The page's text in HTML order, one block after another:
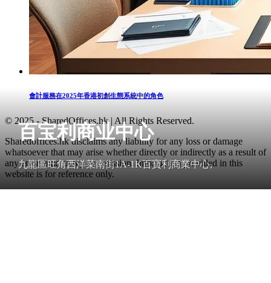
百宝利商业中心
九龍區旺角西洋菜南街1A-1K百寶利商業中心,
會計服務在2025年香港初創生態系統中的角色
© 2025 - SharedOffices.hk | All Rights Reserved.
Sharedoffices.hk disclaims any liability for any loss or damage
whatsoever that may arise whether directly or indirectly as a result of
any error, inaccuracy or omission. Information provided in this
website is for reference only.